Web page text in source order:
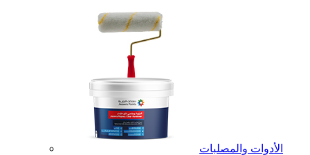
الأدوات والمصلبات